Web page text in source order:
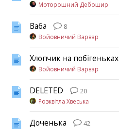
Моторошний Дебошир
Ваба
8
Войовничий Варвар
Хлопчик на побігеньках
Войовничий Варвар
DELETED
20
Розквітла Хвеська
Доченька
42